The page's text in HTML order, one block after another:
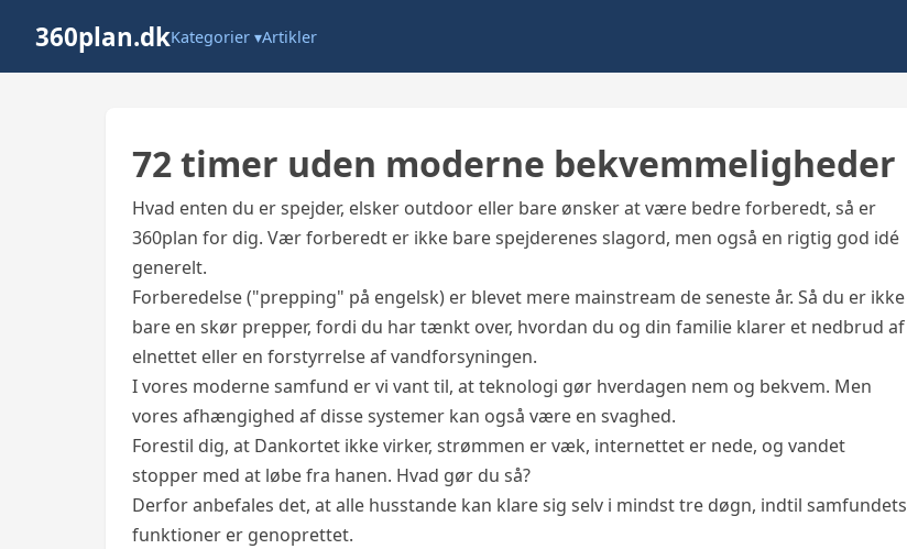
360plan.dkKategorier ▾Artikler
72 timer uden moderne bekvemmeligheder
Hvad enten du er spejder, elsker outdoor eller bare ønsker at være bedre forberedt, så er
360plan for dig. Vær forberedt er ikke bare spejderenes slagord, men også en rigtig god idé
generelt.
Forberedelse ("prepping" på engelsk) er blevet mere mainstream de seneste år. Så du er ikke
bare en skør prepper, fordi du har tænkt over, hvordan du og din familie klarer et nedbrud af
elnettet eller en forstyrrelse af vandforsyningen.
I vores moderne samfund er vi vant til, at teknologi gør hverdagen nem og bekvem. Men
vores afhængighed af disse systemer kan også være en svaghed.
Forestil dig, at Dankortet ikke virker, strømmen er væk, internettet er nede, og vandet
stopper med at løbe fra hanen. Hvad gør du så?
Derfor anbefales det, at alle husstande kan klare sig selv i mindst tre døgn, indtil samfundets
funktioner er genoprettet.